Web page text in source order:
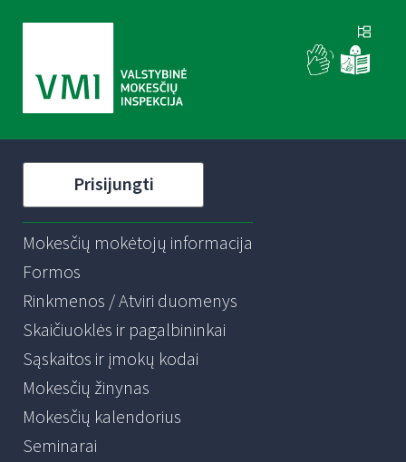
Prisijungti
Mokesčių mokėtojų informacija
Formos
Rinkmenos / Atviri duomenys
Skaičiuoklės ir pagalbininkai
Sąskaitos ir įmokų kodai
Mokesčių žinynas
Mokesčių kalendorius
Seminarai